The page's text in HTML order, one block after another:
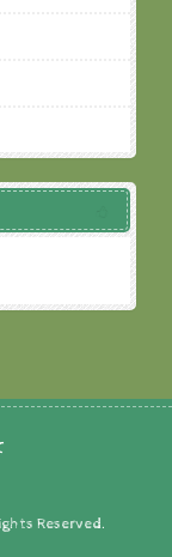
Reserved.